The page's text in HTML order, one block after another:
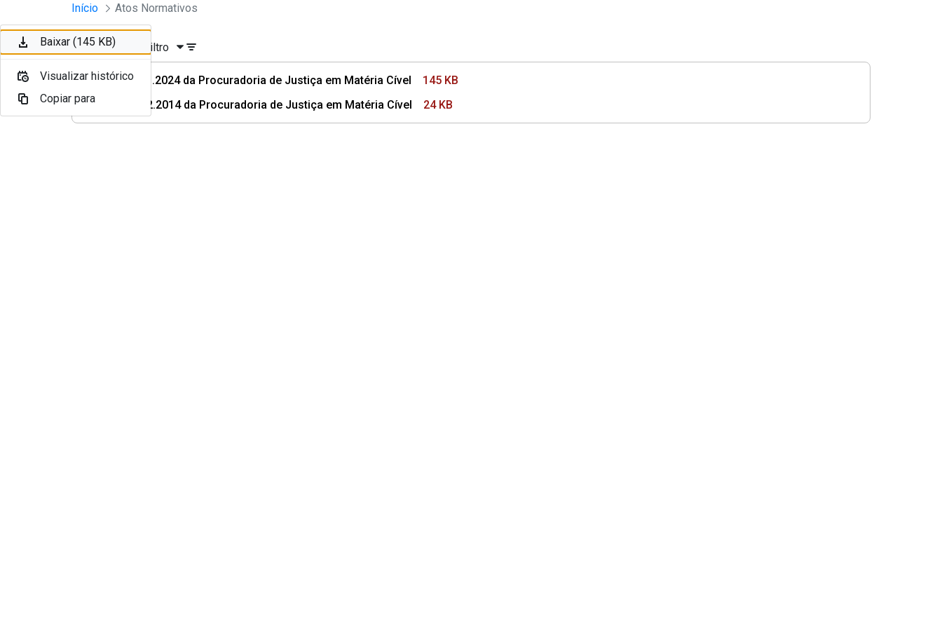
Pular para o Conteúdo principal
Instrumentos Jurídicos
Início Atos Normativos
Ordenar Filtro
Ato n° 01.2024 da Procuradoria de Justiça em Matéria Cível
145 KB
Ato nº 02.2014 da Procuradoria de Justiça em Matéria Cível
24 KB
Baixar (145 KB)
Visualizar histórico
Copiar para